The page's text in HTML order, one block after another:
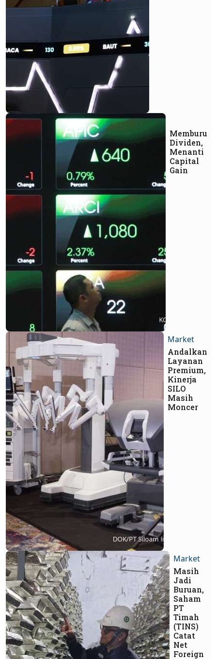
Memburu
Dividen,
Menanti
Capital
Gain
Market
Andalkan
Layanan
Premium,
Kinerja
SILO
Masih
Moncer
Market
Masih
Jadi
Buruan,
Saham
PT
Timah
(TINS)
Catat
Net
Foreign